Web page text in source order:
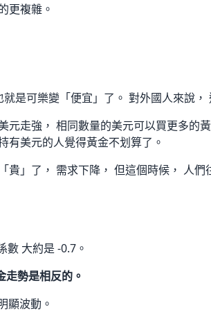
更複雜。
是可樂變「便宜」了。 對外國人來說，
元走強， 相同數量的美元可以買更多的
有美元的人覺得黃金不划算了。
貴」了， 需求下降， 但這個時候， 人們
數 大約是 -0.7。
走勢是相反的。
顯波動。